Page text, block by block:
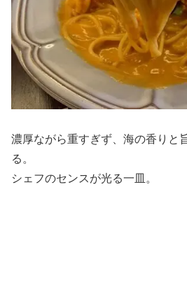
濃厚ながら重すぎず、海の香りと
る。
シェフのセンスが光る一皿。